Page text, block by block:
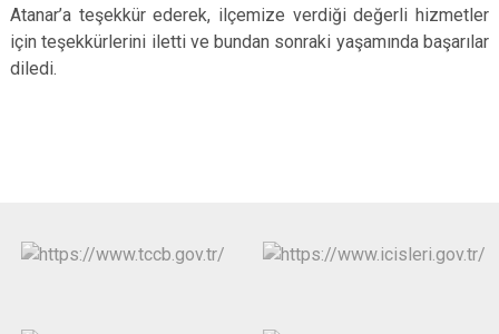
Atanar’a teşekkür ederek, ilçemize verdiği değerli hizmetler
için teşekkürlerini iletti ve bundan sonraki yaşamında başarılar
diledi.